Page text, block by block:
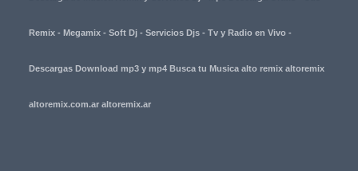
Remix - Megamix - Soft Dj - Servicios Djs - Tv y Radio en Vivo -
Descargas Download mp3 y mp4 Busca tu Musica alto remix altoremix
altoremix.com.ar altoremix.ar